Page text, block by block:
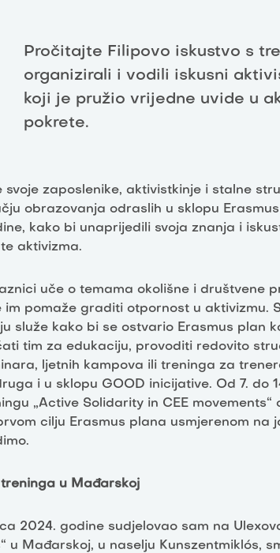
Pročitajte Filipovo iskustvo s
organizirali i vodili iskusni
koji je pružio vrijedne uvide u
pokrete.
svoje zaposlenike, aktivistkinje i stalne
obrazovanja odraslih u sklopu
kako bi unaprijedili svoja znanja i
aktivizma.
uče o temama okolišne i društvene
im pomaže graditi otpornost u aktivizmu.
služe kako bi se ostvario Erasmus plan
tim za edukaciju, provoditi redovito
ljetnih kampova ili treninga za
i u sklopu GOOD inicijative. Od 7. do
„Active Solidarity in CEE
cilju Erasmus plana usmjerenom na
u Mađarskoj
2024. godine sudjelovao sam na
u Mađarskoj, u naselju Kunszentmiklós,